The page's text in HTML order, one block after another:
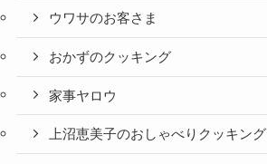
ウワサのお客さま
おかずのクッキング
家事ヤロウ
上沼恵美子のおしゃべりクッキング